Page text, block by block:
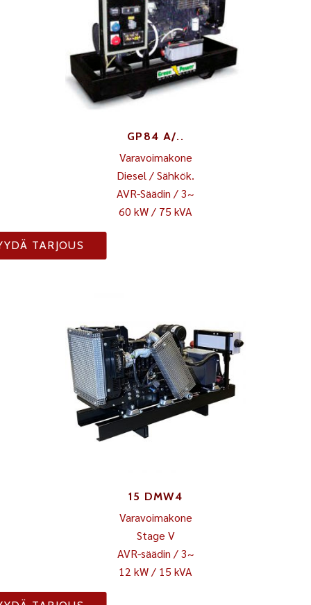
GP84 A/..
Varavoimakone
Diesel / Sähkök.
AVR-Säädin / 3~
60 kW / 75 kVA
TARJOUS
15 DMW4
Varavoimakone
Stage V
AVR-säädin / 3~
12 kW / 15 kVA